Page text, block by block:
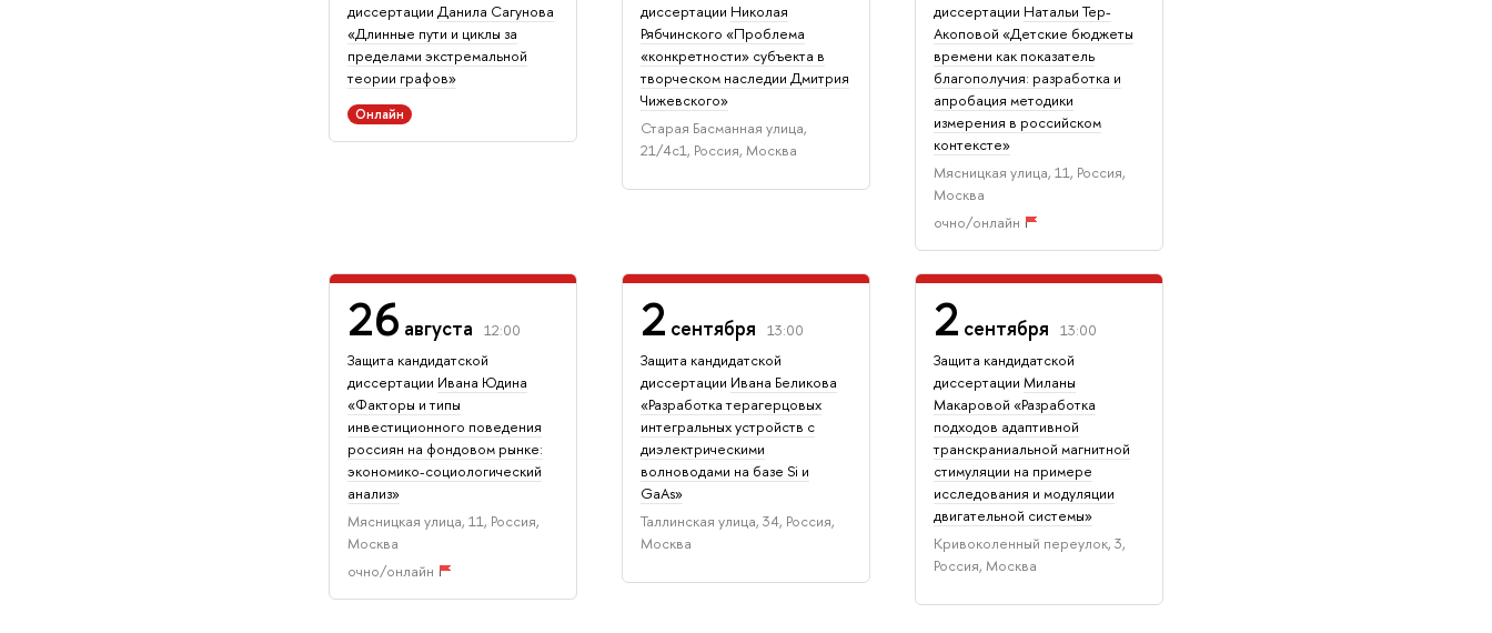
диссертации Данила Сагунова
«Длинные пути и циклы за
пределами экстремальной
теории графов»
Онлайн
диссертации Николая
Рябчинского «Проблема
«конкретности» субъекта в
творческом наследии Дмитрия
Чижевского»
Старая Басманная улица,
21/4с1, Россия, Москва
диссертации Натальи Тер-
Акоповой «Детские бюджеты
времени как показатель
благополучия: разработка и
апробация методики
измерения в российском
контексте»
Мясницкая улица, 11, Россия,
Москва
очно/онлайн
26 августа
12:00
Защита кандидатской
диссертации Ивана Юдина
«Факторы и типы
инвестиционного поведения
россиян на фондовом рынке:
экономико-социологический
анализ»
Мясницкая улица, 11, Россия,
Москва
очно/онлайн
2 сентября
13:00
Защита кандидатской
диссертации Ивана Беликова
«Разработка терагерцовых
интегральных устройств с
диэлектрическими
волноводами на базе Si и
GaAs»
Таллинская улица, 34, Россия,
Москва
2 сентября
13:00
Защита кандидатской
диссертацииМиланы
Макаровой «Разработка
подходов адаптивной
транскраниальной магнитной
стимуляции на примере
исследования и модуляции
двигательной системы»
Кривоколенный переулок, 3,
Россия, Москва